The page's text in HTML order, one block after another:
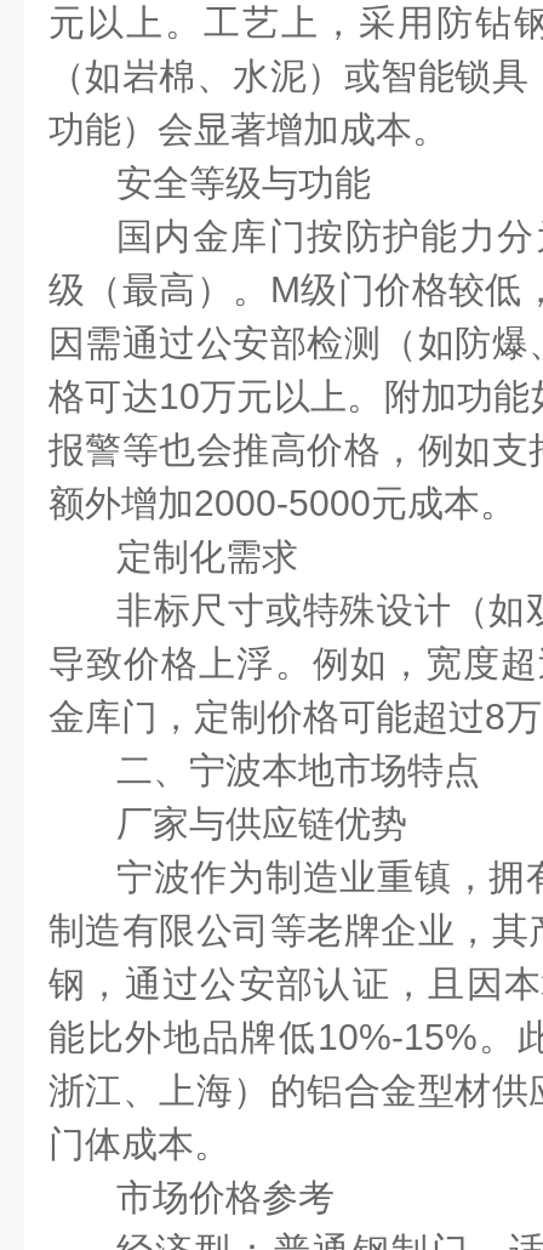
元以上。工艺上，采用防钻
（如岩棉、水泥）或智能锁
功能）会显著增加成本。
安全等级与功能
国内金库门按防护能力
级（最高）。 M级门价格较低
因需通过公安部检测（如防
格可达10万元以上。附加功
报警等也会推高价格，例如
额外增加2000-5000元成本。
定制化需求
非标尺寸或特殊设计（如
导致价格上浮。例如，宽度
金库门，定制价格可能超过8
二、宁波本地市场特点
厂家与供应链优势
宁波作为制造业重镇，拥
制造有限公司等老牌企业，
钢，通过公安部认证，且因
能比外地品牌低10%-15%。
浙江、上海）的铝合金型材
门体成本。
市场价格参考